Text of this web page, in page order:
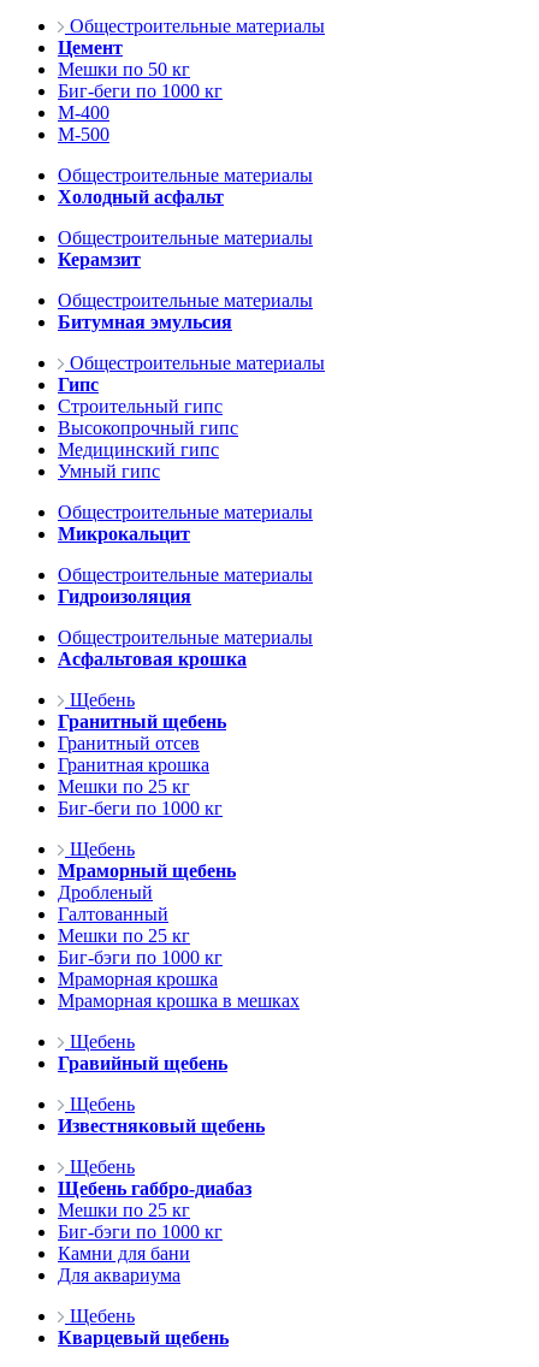
Общестроительные материалы
Цемент
Мешки по 50 кг
Биг-беги по 1000 кг
М-400
М-500
Общестроительные материалы
Холодный асфальт
Общестроительные материалы
Керамзит
Общестроительные материалы
Битумная эмульсия
Общестроительные материалы
Гипс
Строительный гипс
Высокопрочный гипс
Медицинский гипс
Умный гипс
Общестроительные материалы
Микрокальцит
Общестроительные материалы
Гидроизоляция
Общестроительные материалы
Асфальтовая крошка
Щебень
Гранитный щебень
Гранитный отсев
Гранитная крошка
Мешки по 25 кг
Биг-беги по 1000 кг
Щебень
Мраморный щебень
Дробленый
Галтованный
Мешки по 25 кг
Биг-бэги по 1000 кг
Мраморная крошка
Мраморная крошка в мешках
Щебень
Гравийный щебень
Щебень
Известняковый щебень
Щебень
Щебень габбро-диабаз
Мешки по 25 кг
Биг-бэги по 1000 кг
Камни для бани
Для аквариума
Щебень
Кварцевый щебень